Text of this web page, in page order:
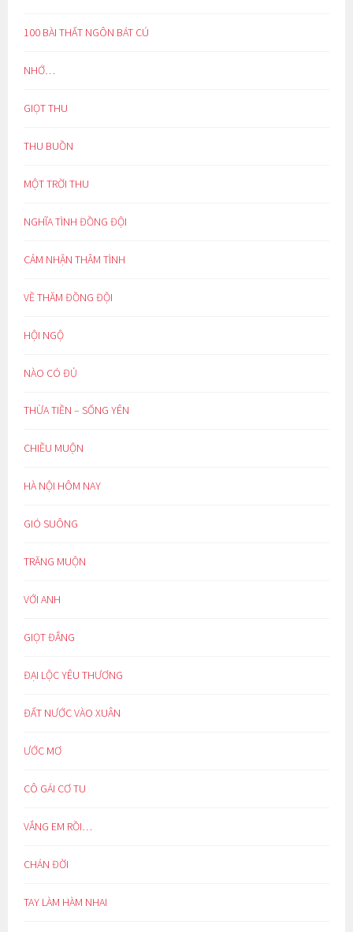
100 BÀI THẤT NGÔN BÁT CÚ
NHỚ…
GIỌT THU
THU BUỒN
MỘT TRỜI THU
NGHĨA TÌNH ĐỒNG ĐỘI
CẢM NHẬN THÂM TÌNH
VỀ THĂM ĐỒNG ĐỘI
HỘI NGỘ
NÀO CÓ ĐỦ
THỪA TIỀN – SỐNG YÊN
CHIỀU MUỘN
HÀ NỘI HÔM NAY
GIÓ SUÔNG
TRĂNG MUỘN
VỚI ANH
GIỌT ĐẮNG
ĐẠI LỘC YÊU THƯƠNG
ĐẤT NƯỚC VÀO XUÂN
ƯỚC MƠ
CÔ GÁI CƠ TU
VẮNG EM RỒI…
CHÁN ĐỜI
TAY LÀM HÀM NHAI